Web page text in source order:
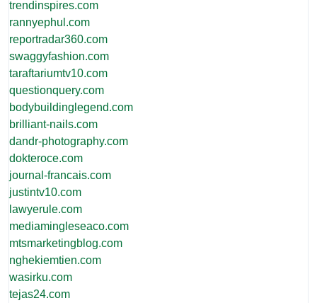
trendinspires.com
rannyephul.com
reportradar360.com
swaggyfashion.com
taraftariumtv10.com
questionquery.com
bodybuildinglegend.com
brilliant-nails.com
dandr-photography.com
dokteroce.com
journal-francais.com
justintv10.com
lawyerule.com
mediamingleseaco.com
mtsmarketingblog.com
nghekiemtien.com
wasirku.com
tejas24.com